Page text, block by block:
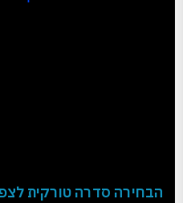
הבחירה סדרה טורקית